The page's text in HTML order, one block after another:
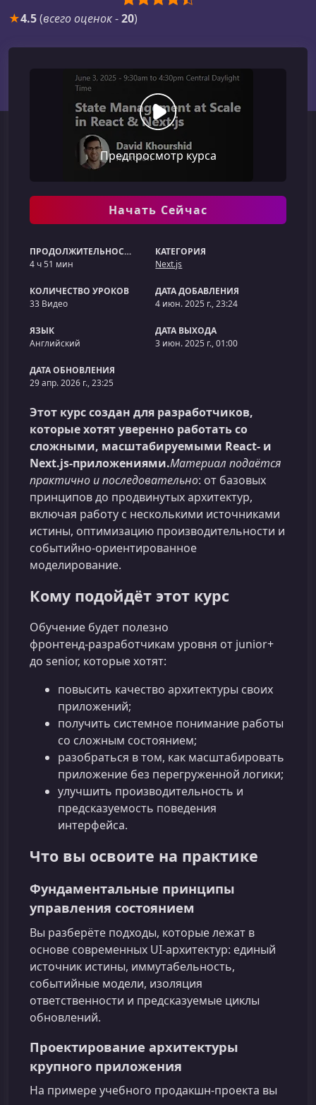
★4.5(всего оценок-20)
Предпросмотр курса
Начать Сейчас
ПРОДОЛЖИТЕЛЬНОСТЬ
4 ч 51 мин
КАТЕГОРИЯ
Next.js
КОЛИЧЕСТВО УРОКОВ
33 Видео
ДАТА ДОБАВЛЕНИЯ
4 июн. 2025 г., 23:24
ЯЗЫК
Английский
ДАТА ВЫХОДА
3 июн. 2025 г., 01:00
ДАТА ОБНОВЛЕНИЯ
29 апр. 2026 г., 23:25
Этот курс создан для разработчиков,
которые хотят уверенно работать со
сложными, масштабируемыми React‑ и
Next.js‑приложениями.Материал подаётся
практично и последовательно: от базовых
принципов до продвинутых архитектур,
включая работу с несколькими источниками
истины, оптимизацию производительности и
событийно‑ориентированное
моделирование.
Кому подойдёт этот курс
Обучение будет полезно
фронтенд‑разработчикам уровня от junior+
до senior, которые хотят:
повысить качество архитектуры своих
приложений;
получить системное понимание работы
со сложным состоянием;
разобраться в том, как масштабировать
приложение без перегруженной логики;
улучшить производительность и
предсказуемость поведения
интерфейса.
Что вы освоите на практике
Фундаментальные принципы
управления состоянием
Вы разберёте подходы, которые лежат в
основе современных UI‑архитектур: единый
источник истины, иммутабельность,
событийные модели, изоляция
ответственности и предсказуемые циклы
обновлений.
Проектирование архитектуры
крупного приложения
На примере учебного продакшн‑проекта вы